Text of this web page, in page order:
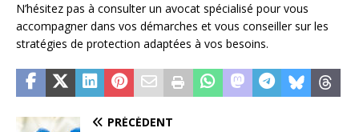
N’hésitez pas à consulter un avocat spécialisé pour vous
accompagner dans vos démarches et vous conseiller sur les
stratégies de protection adaptées à vos besoins.
PRÉCÉDENT